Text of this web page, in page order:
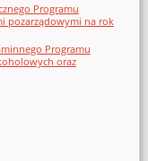
Programu
pozarządowymi na rok
Programu
oraz